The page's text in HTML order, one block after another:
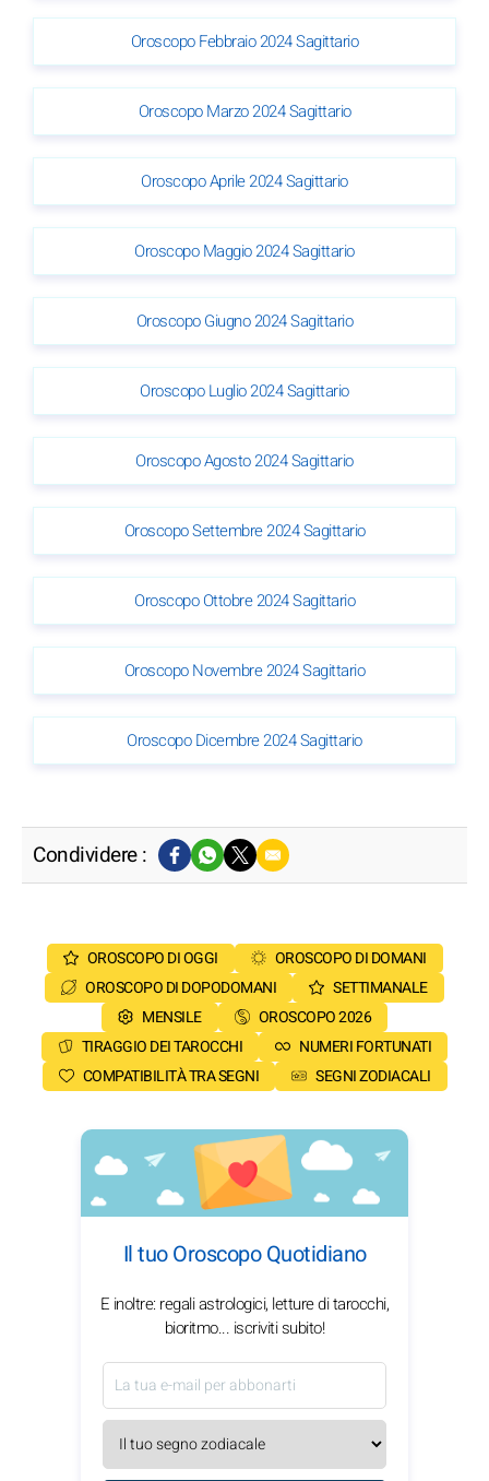
Oroscopo Febbraio 2024 Sagittario
Oroscopo Marzo 2024 Sagittario
Oroscopo Aprile 2024 Sagittario
Oroscopo Maggio 2024 Sagittario
Oroscopo Giugno 2024 Sagittario
Oroscopo Luglio 2024 Sagittario
Oroscopo Agosto 2024 Sagittario
Oroscopo Settembre 2024 Sagittario
Oroscopo Ottobre 2024 Sagittario
Oroscopo Novembre 2024 Sagittario
Oroscopo Dicembre 2024 Sagittario
Condividere :
OROSCOPO DI OGGI
OROSCOPO DI DOMANI
OROSCOPO DI DOPODOMANI
SETTIMANALE
MENSILE
OROSCOPO 2026
TIRAGGIO DEI TAROCCHI
NUMERI FORTUNATI
COMPATIBILITÀ TRA SEGNI
SEGNI ZODIACALI
Il tuo Oroscopo Quotidiano
E inoltre: regali astrologici, letture di tarocchi,
bioritmo... iscriviti subito!